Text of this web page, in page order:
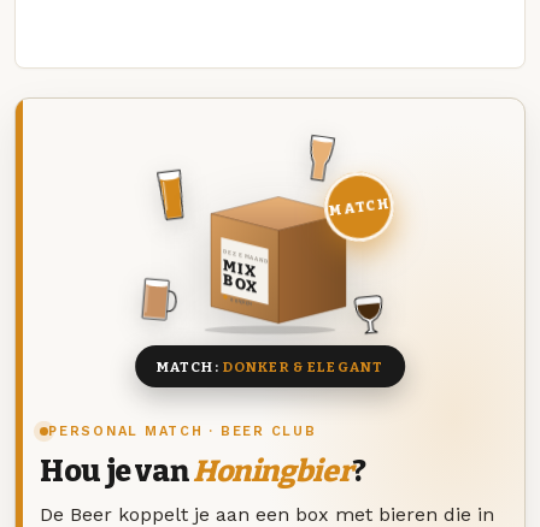
PERSONAL MATCH · BEER CLUB
Hou je vanHoningbier?
De Beer koppelt je aan een box met bieren die in
DEZE MAAND
MIX
BOX
8 BIEREN
MATCH
MATCH: DONKER & ELEGANT